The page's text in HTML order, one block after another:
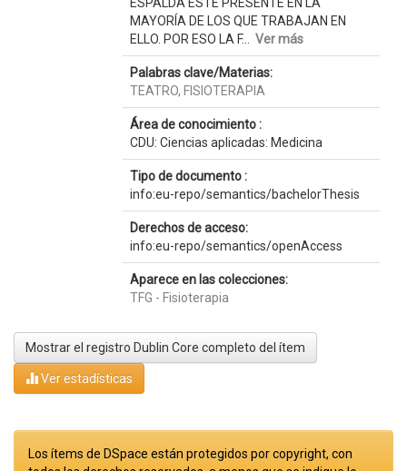
MAYORÍA DE LOS QUE TRABAJAN EN
ELLO. POR ESO LA F... Ver más
Palabras clave/Materias:
TEATRO, FISIOTERAPIA
Área de conocimiento :
CDU: Ciencias aplicadas: Medicina
Tipo de documento :
info:eu-repo/semantics/bachelorThesis
Derechos de acceso:
info:eu-repo/semantics/openAccess
Aparece en las colecciones:
TFG - Fisioterapia
Mostrar el registro Dublin Core completo del ítem
Ver estadísticas
Los ítems de DSpace están protegidos por copyright, con